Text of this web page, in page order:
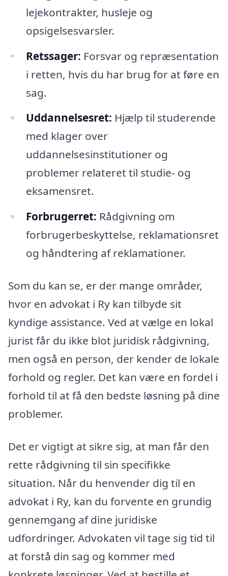
lejekontrakter, husleje og
opsigelsesvarsler.
Retssager: Forsvar og repræsentation
i retten, hvis du har brug for at føre en
sag.
Uddannelsesret: Hjælp til studerende
med klager over
uddannelsesinstitutioner og
problemer relateret til studie- og
eksamensret.
Forbrugerret: Rådgivning om
forbrugerbeskyttelse, reklamationsret
og håndtering af reklamationer.
Som du kan se, er der mange områder,
hvor en advokat i Ry kan tilbyde sit
kyndige assistance. Ved at vælge en lokal
jurist får du ikke blot juridisk rådgivning,
men også en person, der kender de lokale
forhold og regler. Det kan være en fordel i
forhold til at få den bedste løsning på dine
problemer.
Det er vigtigt at sikre sig, at man får den
rette rådgivning til sin specifikke
situation. Når du henvender dig til en
advokat i Ry, kan du forvente en grundig
gennemgang af dine juridiske
udfordringer. Advokaten vil tage sig tid til
at forstå din sag og kommer med